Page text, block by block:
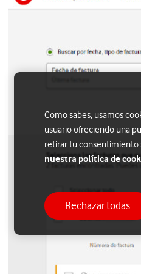
Como sabes, usamos
usuario ofreciendo una
retirar tu consentimiento
nuestra política de
Rechazar todas